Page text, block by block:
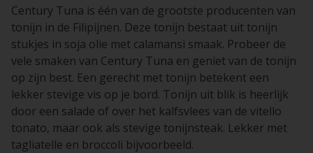
Century Tuna is één van de grootste producenten van
tonijn in de Filipijnen. Deze tonijn bestaat uit tonijn
stukjes in soja olie met calamansi smaak. Probeer de
vele smaken van Century Tuna en geniet van de tonijn
op zijn best. Een gerecht met tonijn betekent een
lekker stevige vis op je bord. Tonijn uit blik is heerlijk
door een salade of over het kalfsvlees van de vitello
tonato, maar ook als stevige tonijnsteak. Lekker met
tagliatelle en broccoli bijvoorbeeld.